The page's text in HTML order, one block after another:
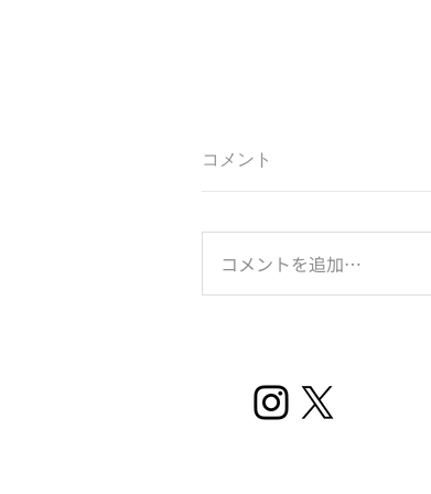
コメント
コメントを追加…